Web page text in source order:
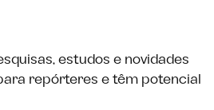
estudos e novidades
repórteres e têm potencial